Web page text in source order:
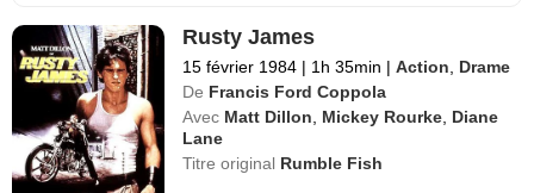
Rusty James
15 février 1984 | 1h 35min | Action
Drame
De Francis Ford Coppola
Avec Matt Dillon Mickey Rourke Diane
Lane
Titre original Rumble Fish